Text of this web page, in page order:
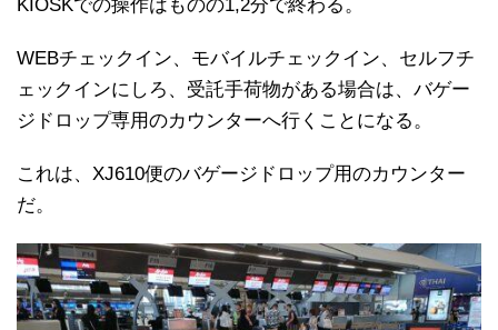
KIOSKでの操作はものの1,2分で終わる。
WEBチェックイン、モバイルチェックイン、セルフチ
ェックインにしろ、受託手荷物がある場合は、バゲー
ジドロップ専用のカウンターへ行くことになる。
これは、XJ610便のバゲージドロップ用のカウンター
だ。